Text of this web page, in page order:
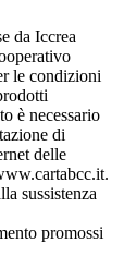
da Iccrea
le condizioni
è necessario
di
delle
sussistenza
promossi